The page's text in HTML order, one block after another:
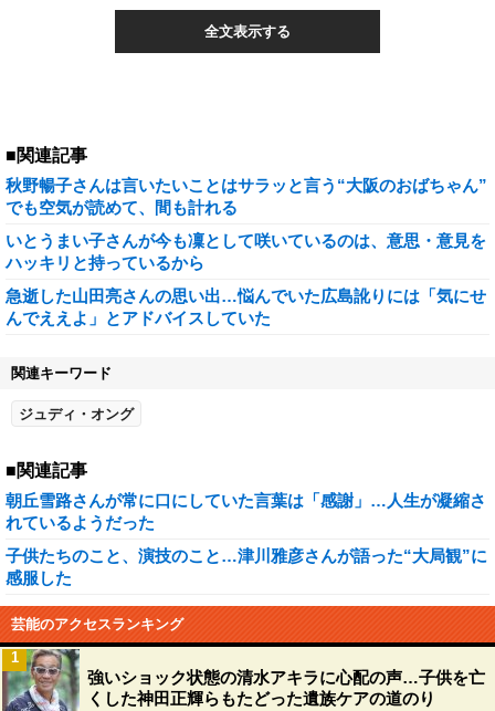
全文表示する
■関連記事
秋野暢子さんは言いたいことはサラッと言う“大阪のおばちゃん”
でも空気が読めて、間も計れる
いとうまい子さんが今も凜として咲いているのは、意思・意見を
ハッキリと持っているから
急逝した山田亮さんの思い出…悩んでいた広島訛りには「気にせ
んでええよ」とアドバイスしていた
関連キーワード
ジュディ・オング
■関連記事
朝丘雪路さんが常に口にしていた言葉は「感謝」…人生が凝縮さ
れているようだった
子供たちのこと、演技のこと…津川雅彦さんが語った“大局観”に
感服した
芸能のアクセスランキング
強いショック状態の清水アキラに心配の声…子供を亡
くした神田正輝らもたどった遺族ケアの道のり
1